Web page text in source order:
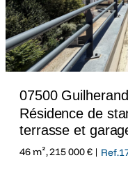
07500
Résidence de
terrasse et
46 m², 215 000 € |